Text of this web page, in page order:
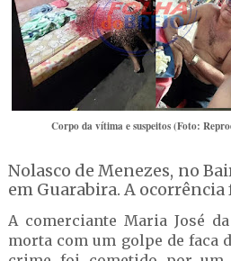
Corpo da vítima e suspeitos (Foto:
Nolasco de Menezes, no
em Guarabira. A
A comerciante Maria José
morta com um golpe de faca